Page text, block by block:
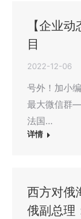
【企业
目
2022-12-06
号外！加小
最大微信群
法国…
详情
西方对俄
俄副总理